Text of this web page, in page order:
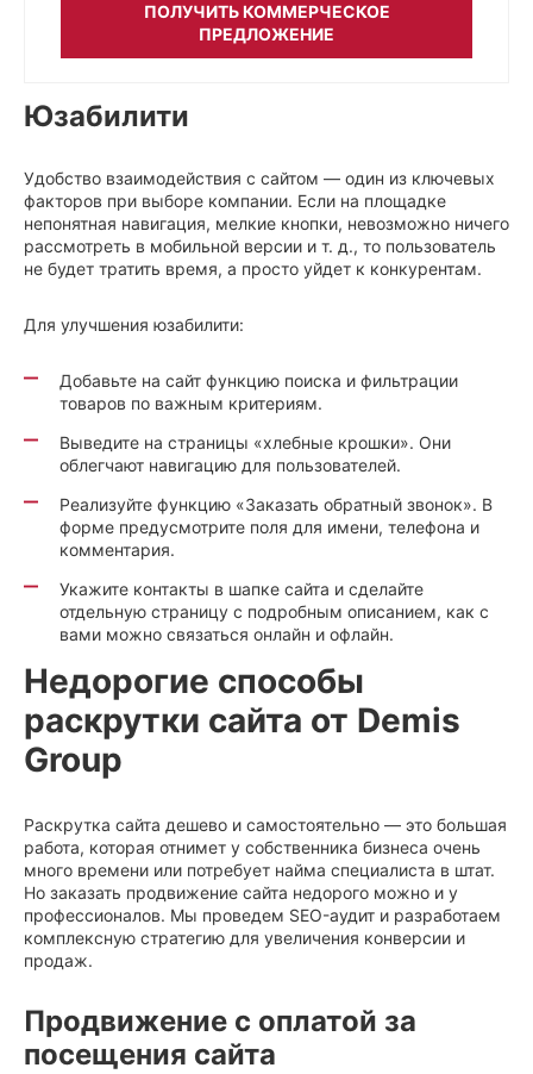
ПОЛУЧИТЬ КОММЕРЧЕСКОЕ
ПРЕДЛОЖЕНИЕ
Юзабилити
Удобство взаимодействия с сайтом — один из ключевых
факторов при выборе компании. Если на площадке
непонятная навигация, мелкие кнопки, невозможно ничего
рассмотреть в мобильной версии и т. д., то пользователь
не будет тратить время, а просто уйдет к конкурентам.
Для улучшения юзабилити:
Добавьте на сайт функцию поиска и фильтрации
товаров по важным критериям.
Выведите на страницы «хлебные крошки». Они
облегчают навигацию для пользователей.
Реализуйте функцию «Заказать обратный звонок». В
форме предусмотрите поля для имени, телефона и
комментария.
Укажите контакты в шапке сайта и сделайте
отдельную страницу с подробным описанием, как с
вами можно связаться онлайн и офлайн.
Недорогие способы
раскрутки сайта от Demis
Group
Раскрутка сайта дешево и самостоятельно — это большая
работа, которая отнимет у собственника бизнеса очень
много времени или потребует найма специалиста в штат.
Но заказать продвижение сайта недорого можно и у
профессионалов. Мы проведем SEO-аудит и разработаем
комплексную стратегию для увеличения конверсии и
продаж.
Продвижение с оплатой за
посещения сайта